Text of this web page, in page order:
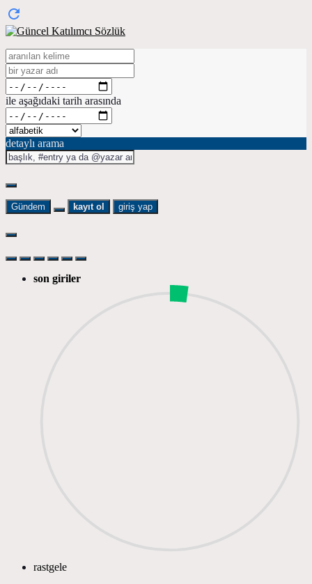
ile aşağıdaki tarih arasında
detaylı arama
Gündem kayıt ol giriş yap
son giriler
rastgele